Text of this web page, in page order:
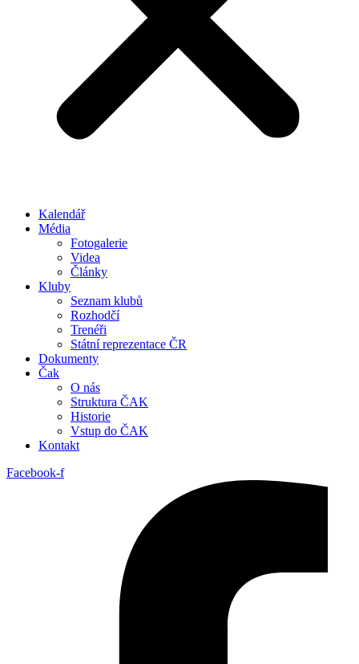
Kalendář
Média
Fotogalerie
Videa
Články
Kluby
Seznam klubů
Rozhodčí
Trenéři
Státní reprezentace ČR
Dokumenty
Čak
O nás
Struktura ČAK
Historie
Vstup do ČAK
Kontakt
Facebook-f